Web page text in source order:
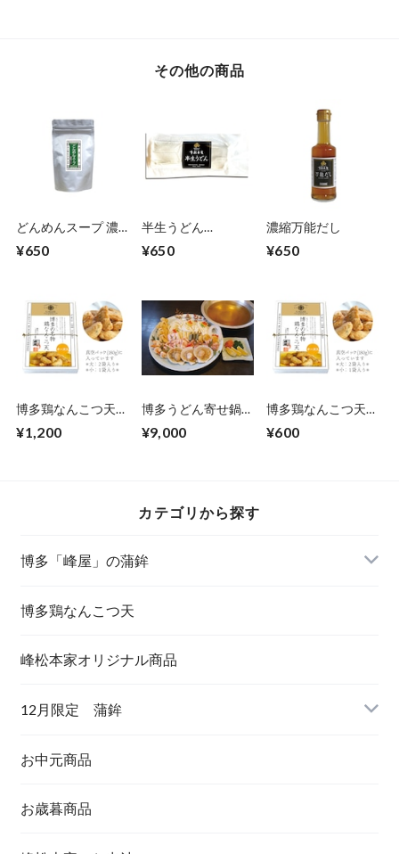
その他の商品
どんめんスープ 濃
¥650
半生うどん
¥650
濃縮万能だし
¥650
博多鶏なんこつ天チ
ーズ入 大
¥1,200
博多うどん寄せ鍋
３人前
¥9,000
博多鶏なんこつ天チ
ーズ入 小
¥600
カテゴリから探す
博多「峰屋」の蒲鉾
博多鶏なんこつ天
峰松本家オリジナル商品
12月限定 蒲鉾
お中元商品
お歳暮商品